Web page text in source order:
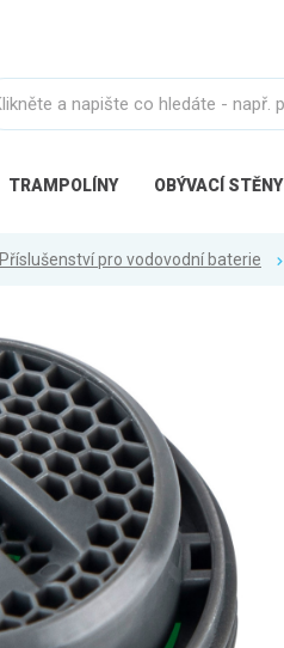
TRAMPOLÍNY OBÝVACÍ STĚNY
Příslušenství pro vodovodní baterie